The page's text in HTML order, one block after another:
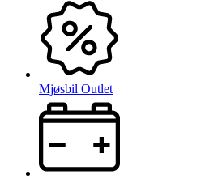
Mjøsbil Outlet